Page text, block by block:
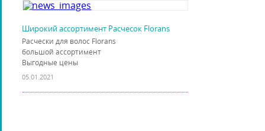
Широкий ассортимент Расчесок Florans
Расчески для волос Florans
большой ассортимент
Выгодные цены
05.01.2021